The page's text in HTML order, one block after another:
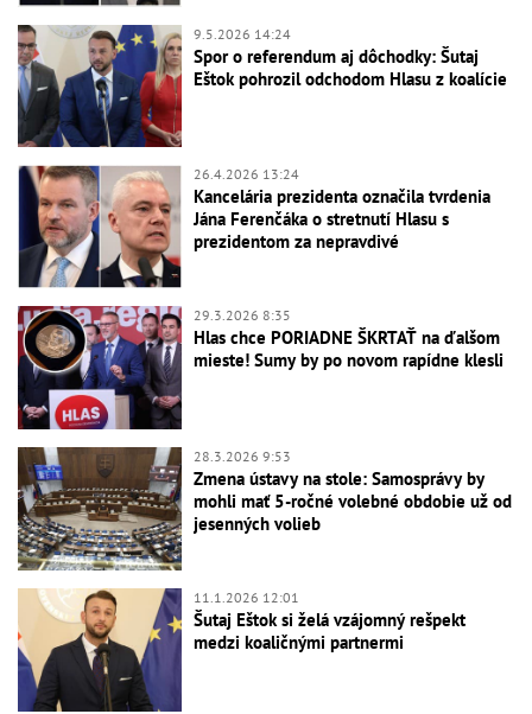
9.5.2026 14:24
Spor o referendum aj dôchodky: Šutaj
Eštok pohrozil odchodom Hlasu z koalície
26.4.2026 13:24
Kancelária prezidenta označila tvrdenia
Jána Ferenčáka o stretnutí Hlasu s
prezidentom za nepravdivé
29.3.2026 8:35
Hlas chce PORIADNE ŠKRTAŤ na ďalšom
mieste! Sumy by po novom rapídne klesli
28.3.2026 9:53
Zmena ústavy na stole: Samosprávy by
mohli mať 5-ročné volebné obdobie už od
jesenných volieb
11.1.2026 12:01
Šutaj Eštok si želá vzájomný rešpekt
medzi koaličnými partnermi